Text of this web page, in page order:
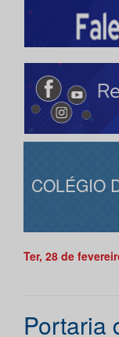
COLÉGIO
Ter, 28 de
Portaria